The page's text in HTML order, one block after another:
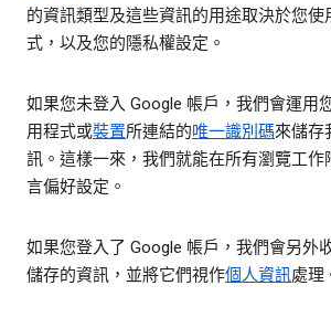
的資訊類型及這些資訊的用途取決於您使
式，以及您的隱私權設定。
如果您未登入 Google 帳戶，我們會運用
用程式或裝置所連結的唯一識別碼來儲存
訊。這樣一來，我們就能在所有瀏覽工作
言偏好設定。
如果您登入了 Google 帳戶，我們會另外
儲存的資訊，並將它們視作個人資訊處理